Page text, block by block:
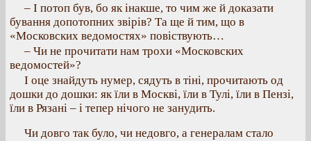
– І потоп був, бо як інакше, то чим же й доказати
бування допотопних звірів? Та ще й тим, що в
«Московских ведомостях» повіствують…
– Чи не прочитати нам трохи «Московских
ведомостей»?
І оце знайдуть нумер, сядуть в тіні, прочитають од
дошки до дошки: як їли в Москві, їли в Тулі, їли в Пензі,
їли в Рязані – і тепер нічого не занудить.
Чи довго так було, чи недовго, а генералам стало